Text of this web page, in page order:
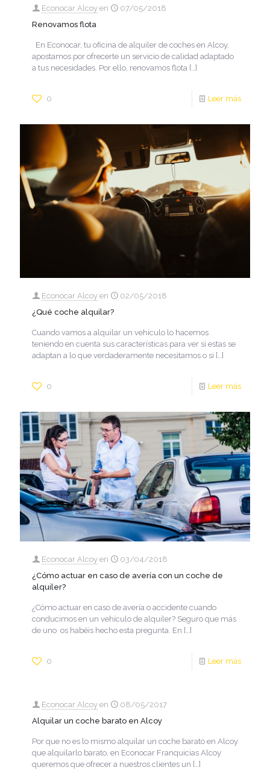
Econocar Alcoy en
07/05/2018
Renovamos flota
En Econocar, tu oficina de alquiler de coches en Alcoy,
apostamos por ofrecerte un servicio de calidad adaptado
a tus necesidades. Por ello, renovamos flota […]
0 Leer más
Econocar Alcoy en
02/05/2018
¿Qué coche alquilar?
Cuando vamos a alquilar un vehículo lo hacemos
teniendo en cuenta sus características para ver si estas se
adaptan a lo que verdaderamente necesitamos o si […]
0 Leer más
Econocar Alcoy en
03/04/2018
¿Cómo actuar en caso de avería con un coche de
alquiler?
¿Cómo actuar en caso de avería o accidente cuando
conducimos en un vehículo de alquiler? Seguro que más
de uno os habéis hecho esta pregunta. En […]
0 Leer más
Econocar Alcoy en
08/05/2017
Alquilar un coche barato en Alcoy
Por que no es lo mismo alquilar un coche barato en Alcoy
que alquilarlo barato, en Econocar Franquicias Alcoy
queremos que ofrecer a nuestros clientes un […]